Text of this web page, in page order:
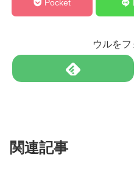
Pocket
ウルを
関連記事